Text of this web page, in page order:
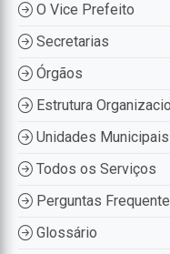
O Vice Prefeito
Secretarias
Órgãos
Estrutura
Unidades Municipais
Todos os Serviços
Perguntas
Glossário